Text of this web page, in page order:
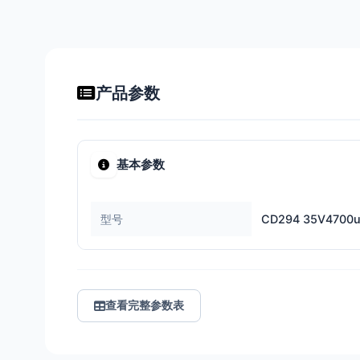
产品参数
基本参数
型号 CD294
查看完整参数表